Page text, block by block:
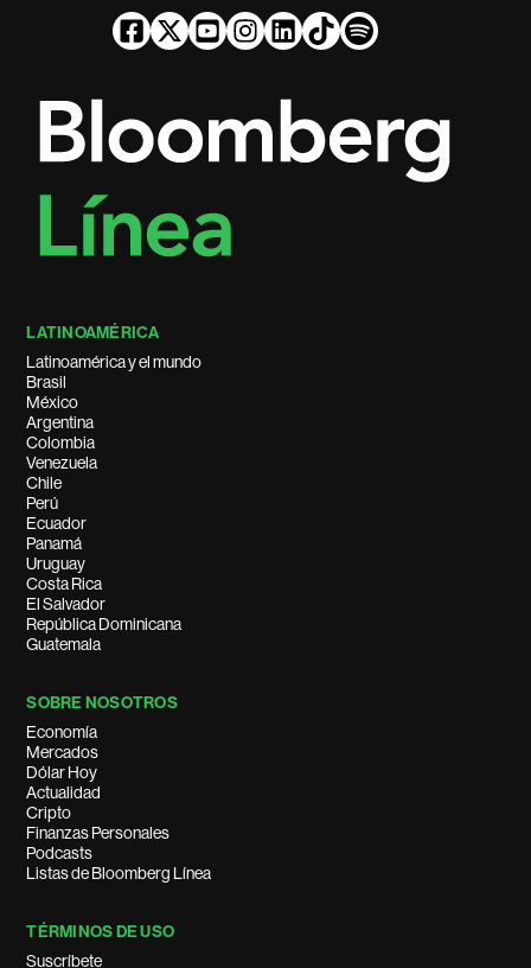
LATINOAMÉRICA
Latinoamérica y el mundo
Brasil
México
Argentina
Colombia
Venezuela
Chile
Perú
Ecuador
Panamá
Uruguay
Costa Rica
El Salvador
República Dominicana
Guatemala
SOBRE NOSOTROS
Economía
Mercados
Dólar Hoy
Actualidad
Cripto
Finanzas Personales
Podcasts
Listas de Bloomberg Línea
TÉRMINOS DE USO
Suscríbete